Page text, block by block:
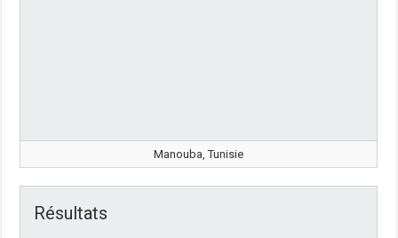
Manouba, Tunisie
Résultats